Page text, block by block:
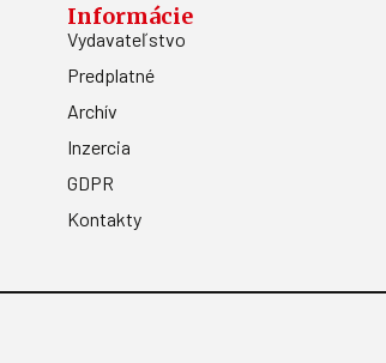
Informácie
Vydavateľstvo
Predplatné
Archív
Inzercia
GDPR
Kontakty